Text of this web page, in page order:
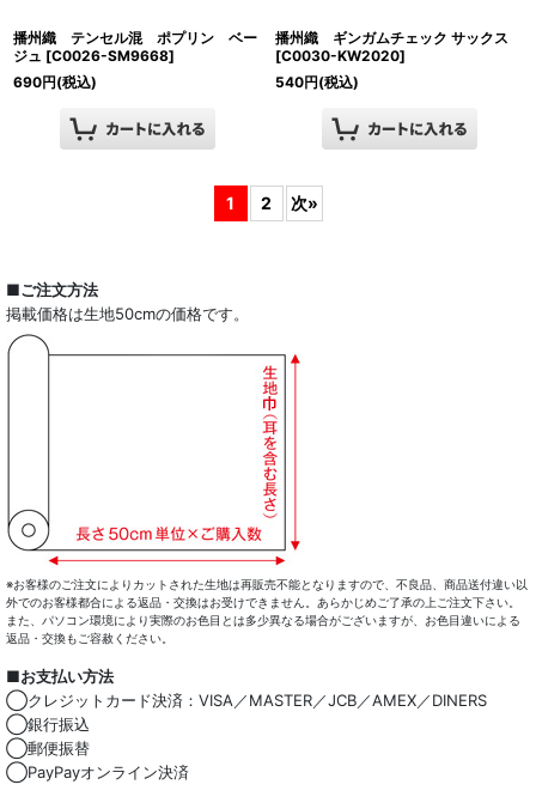
播州織 テンセル混 ポプリン ベー
ジュ [C0026-SM9668]
690円(税込)
播州織 ギンガムチェック サックス
[C0030-KW2020]
540円(税込)
1 2 次»
■ご注文方法
掲載価格は生地50cmの価格です。
※お客様のご注文によりカットされた生地は再販売不能となりますので、不良品、商品送付違い以
外でのお客様都合による返品・交換はお受けできません。あらかじめご了承の上ご注文下さい。
また、パソコン環境により実際のお色目とは多少異なる場合がございますが、お色目違いによる
返品・交換もご容赦ください。
■お支払い方法
◯クレジットカード決済：VISA／MASTER／JCB／AMEX／DINERS
◯銀行振込
◯郵便振替
◯PayPayオンライン決済